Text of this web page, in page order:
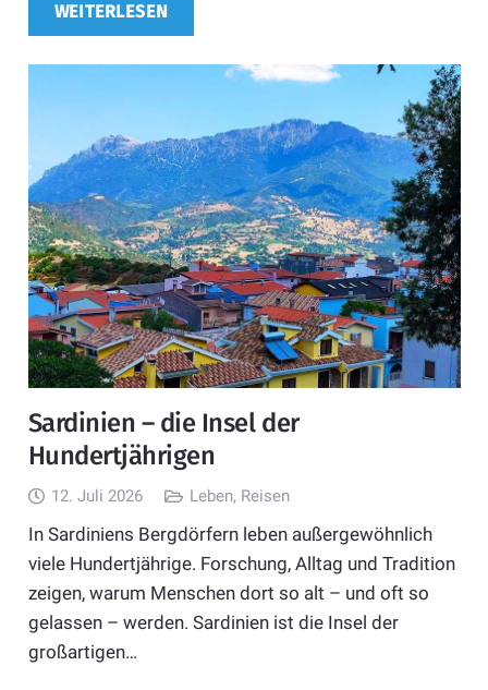
WEITERLESEN
Sardinien – die Insel der
Hundertjährigen
12. Juli 2026 Leben, Reisen
In Sardiniens Bergdörfern leben außergewöhnlich
viele Hundertjährige. Forschung, Alltag und Tradition
zeigen, warum Menschen dort so alt – und oft so
gelassen – werden. Sardinien ist die Insel der
großartigen…